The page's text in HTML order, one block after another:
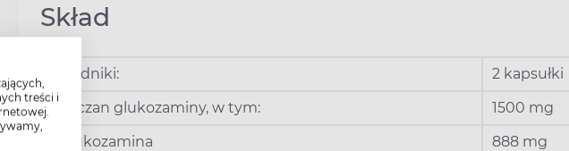
treści i
Skład
Składniki:
2 kapsułki
Siarczan glukozaminy, w tym:
1500 mg
- glukozamina
888 mg